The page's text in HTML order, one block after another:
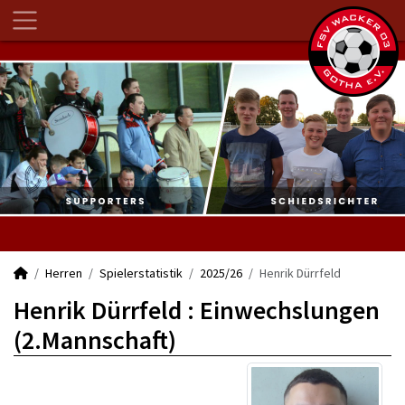
Herren Spielerstatistik 2025/26 Henrik Dürrfeld
Henrik Dürrfeld : Einwechslungen
(2.Mannschaft)